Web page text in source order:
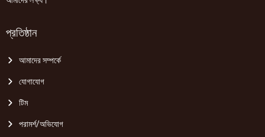
প্রতিষ্ঠান
আমাদের সম্পর্কে
যোগাযোগ
টিম
পরামর্শ/অভিযোগ